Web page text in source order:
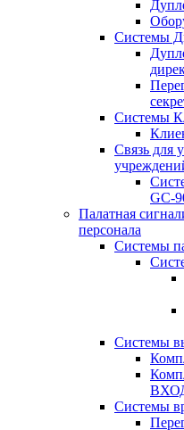
Системы
Системы
Связь для
GC-
Палатная
персонала
Системы
Системы
Системы